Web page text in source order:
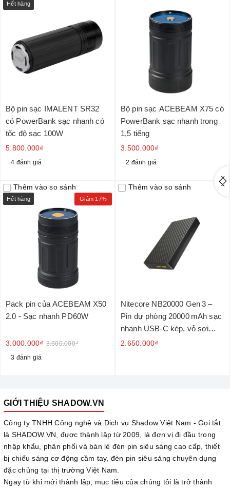
Hết hàng
Bộ pin sạc IMALENT SR32
có PowerBank sạc nhanh có
tốc độ sạc 100W
5.800.000₫
4 đánh giá
Bộ pin sạc ACEBEAM X75 có
PowerBank sạc nhanh trong
1,5 tiếng
3.500.000₫
2 đánh giá
Thêm vào so sánh
Hết hàng Giảm 17%
Pack pin của ACEBEAM X50
2.0 - Sạc nhanh PD60W
3.000.000₫ 3.600.000₫
3 đánh giá
Thêm vào so sánh
Nitecore NB20000 Gen 3 –
Pin dự phòng 20000 mAh sạc
nhanh USB‑C kép, vỏ sợi
carbon
2.650.000₫
GIỚI THIỆU SHADOW.VN
Công ty TNHH Công nghệ và Dịch vụ Shadow Việt Nam - Gọi tắt
là SHADOW.VN, được thành lập từ 2009, là đơn vị đi đầu trong
nhập khẩu, phân phối và bán lẻ đèn pin siêu sáng cao cấp, thiết
bị chiếu sáng cơ động cầm tay, đèn pin siêu sáng chuyên dụng
đặc chủng tại thị trường Việt Nam.
Ngay từ khi mới thành lập, mục tiêu của chúng tôi là trở thành